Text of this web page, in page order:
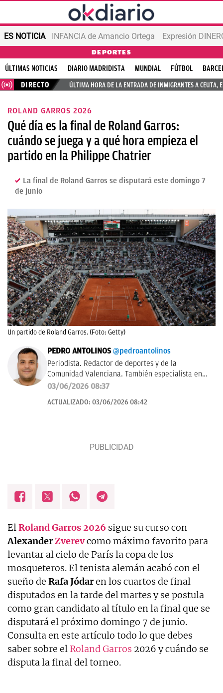
ES NOTICIA INFANCIA de Amancio Ortega Expresión
DEPORTES
ÚLTIMAS NOTICIAS DIARIO MADRIDISTA MUNDIAL FÚTBOL
DIRECTO
ÚLTIMA HORA DE LA ENTRADA DE INMIGRANTES A CEUTA,
ROLAND GARROS 2026
Qué día es la final de Roland Garros:
cuándo se juega y a qué hora empieza el
partido en la Philippe Chatrier
La final de Roland Garros se disputará este domingo 7
de junio
Un partido de Roland Garros. (Foto: Getty)
PEDRO ANTOLINOS @pedroantolinos
Periodista. Redactor de deportes y de la
Comunidad Valenciana. También especialista en
SEO. En OKDIARIO desde 2017.
03/06/2026 08:37
ACTUALIZADO: 03/06/2026 08:42
ElRoland Garros 2026 sigue su curso con
AlexanderZverevcomo máximo favorito para
levantar al cielo de París la copa de los
mosqueteros. El tenista alemán acabó con el
sueño de Rafa Jódaren los cuartos de final
disputados en la tarde del martes y se postula
como gran candidato al título en la final que se
disputará el próximo domingo 7 de junio.
Consulta en este artículo todo lo que debes
saber sobre el Roland Garros 2026 y cuándo se
disputa la final del torneo.